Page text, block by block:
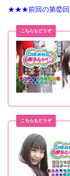
★★★前回の第⑫回